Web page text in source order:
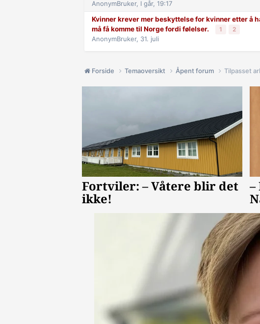
AnonymBruker, I går, 19:17
Kvinner krever mer beskyttelse for kvinner etter å
må få komme til Norge fordi følelser.
1 2
AnonymBruker, 31. juli
Forside Temaoversikt Åpent forum Tilpasset